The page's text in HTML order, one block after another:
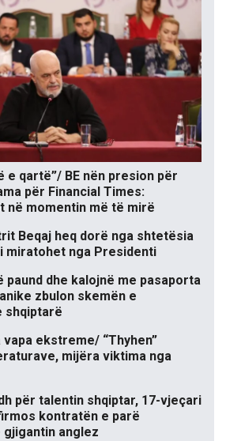
e qartë”/ BE nën presion për
për Financial Times:
në momentin më të mirë
Beqaj heq dorë nga shtetësia
miratohet nga Presidenti
paund dhe kalojnë me pasaporta
zbulon skemën e
shqiptarë
ekstreme/ “Thyhen”
mijëra viktima nga
për talentin shqiptar, 17-vjeçari
kontratën e parë
anglez